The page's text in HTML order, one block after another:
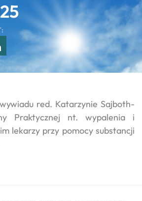
red. Katarzynie Sajboth-
Praktycznej nt. wypalenia i
lekarzy przy pomocy substancji